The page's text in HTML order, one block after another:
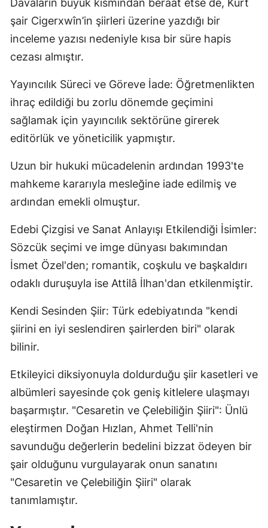
Davaların büyük kısmından beraat etse de, Kürt
şair Cigerxwîn’in şiirleri üzerine yazdığı bir
inceleme yazısı nedeniyle kısa bir süre hapis
cezası almıştır.
Yayıncılık Süreci ve Göreve İade: Öğretmenlikten
ihraç edildiği bu zorlu dönemde geçimini
sağlamak için yayıncılık sektörüne girerek
editörlük ve yöneticilik yapmıştır.
Uzun bir hukuki mücadelenin ardından 1993'te
mahkeme kararıyla mesleğine iade edilmiş ve
ardından emekli olmuştur.
Edebi Çizgisi ve Sanat Anlayışı Etkilendiği İsimler:
Sözcük seçimi ve imge dünyası bakımından
İsmet Özel'den; romantik, coşkulu ve başkaldırı
odaklı duruşuyla ise Attilâ İlhan'dan etkilenmiştir.
Kendi Sesinden Şiir: Türk edebiyatında "kendi
şiirini en iyi seslendiren şairlerden biri" olarak
bilinir.
Etkileyici diksiyonuyla doldurduğu şiir kasetleri ve
albümleri sayesinde çok geniş kitlelere ulaşmayı
başarmıştır. "Cesaretin ve Çelebiliğin Şiiri": Ünlü
eleştirmen Doğan Hızlan, Ahmet Telli'nin
savunduğu değerlerin bedelini bizzat ödeyen bir
şair olduğunu vurgulayarak onun sanatını
"Cesaretin ve Çelebiliğin Şiiri" olarak
tanımlamıştır.